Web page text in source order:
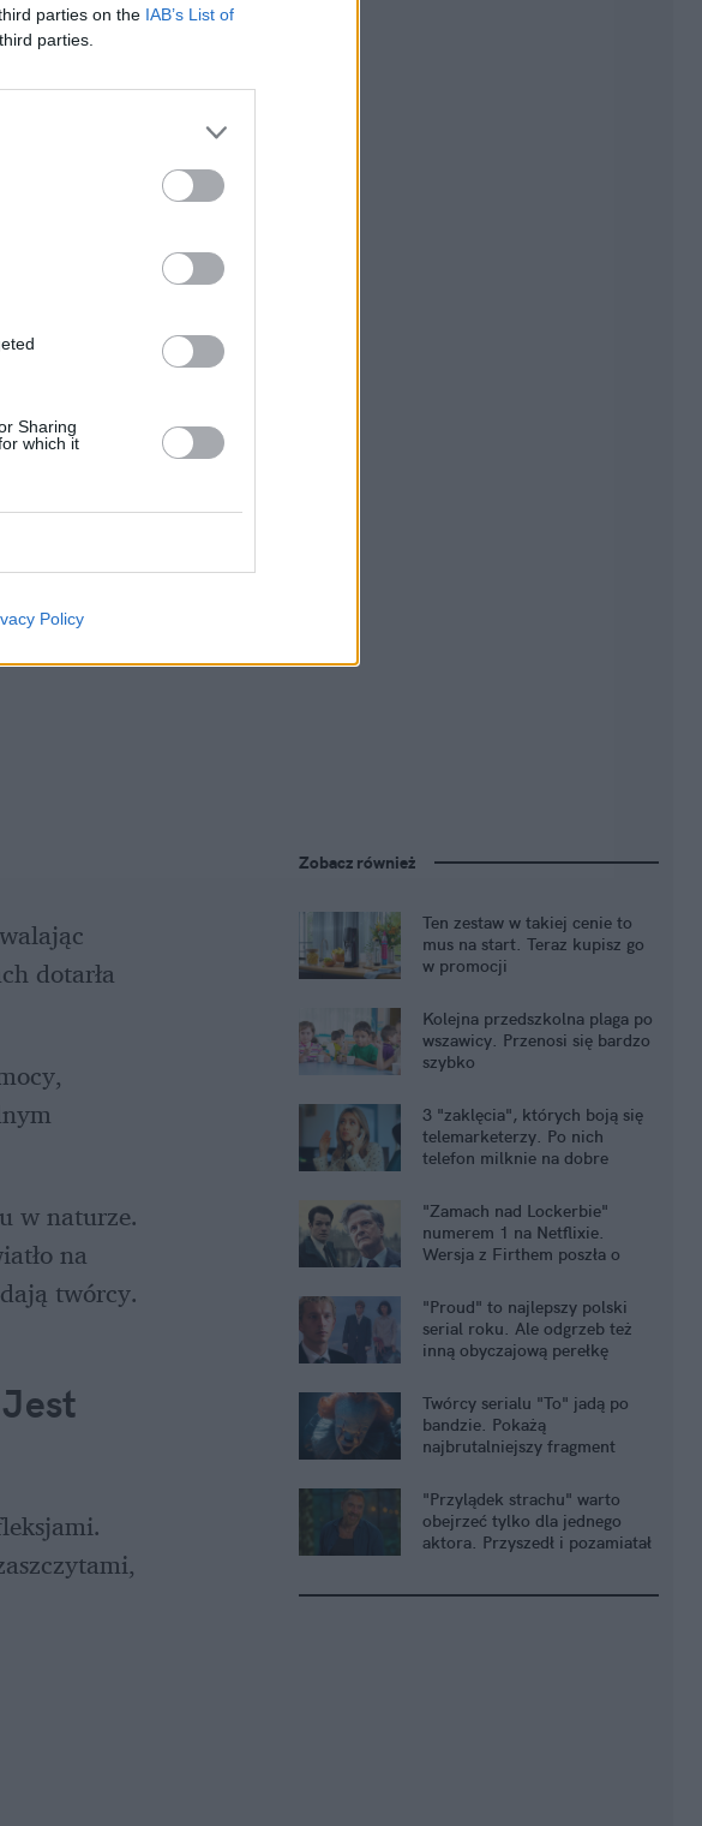
parties on the IAB’s List of
parties.
Sharing
which it
Policy
dotarła
w naturze.
na
twórcy.
Zobacz również
Ten zestaw w takiej cenie to
mus na start. Teraz kupisz go
w promocji
Kolejna przedszkolna plaga po
wszawicy. Przenosi się bardzo
szybko
3 "zaklęcia", których boją się
telemarketerzy. Po nich
telefon milknie na dobre
"Zamach nad Lockerbie"
numerem 1 na Netflixie.
Wersja z Firthem poszła o
"Proud" to najlepszy polski
serial roku. Ale odgrzeb też
inną obyczajową perełkę
Twórcy serialu "To" jadą po
bandzie. Pokażą
najbrutalniejszy fragment
"Przylądek strachu" warto
obejrzeć tylko dla jednego
aktora. Przyszedł i pozamiatał